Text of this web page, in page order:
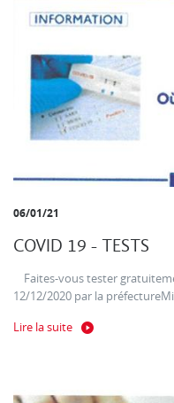
06/01/21
COVID 19 - TESTS
Faites-vous tester
12/12/2020 par la
Lire la suite